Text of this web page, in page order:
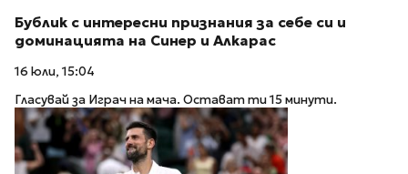
Бублик с интересни признания за себе си и
доминацията на Синер и Алкарас
16 юли, 15:04
Гласувай за Играч на мача. Остават ти 15 минути.